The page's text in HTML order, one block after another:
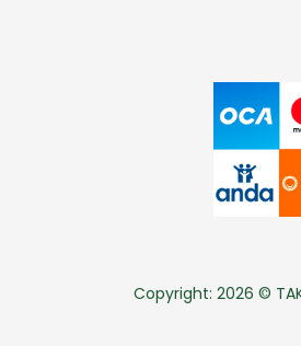
Copyright: 2026 ©